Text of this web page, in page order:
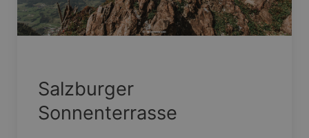
Salzburger
Sonnenterrasse